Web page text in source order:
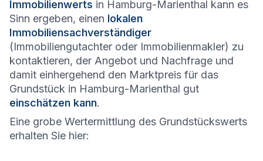
Immobilienwerts in Hamburg-Marienthal kann es
Sinn ergeben, einen lokalen
Immobiliensachverständiger
(Immobiliengutachter oder Immobilienmakler) zu
kontaktieren, der Angebot und Nachfrage und
damit einhergehend den Marktpreis für das
Grundstück in Hamburg-Marienthal gut
einschätzen kann.
Eine grobe Wertermittlung des Grundstückswerts
erhalten Sie hier: